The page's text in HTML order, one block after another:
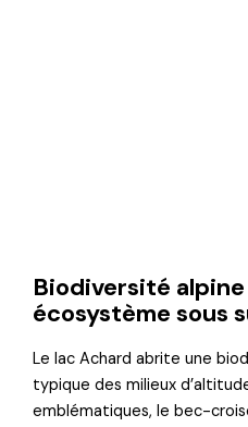
Biodiversité
écosystème sous
Le lac Achard abrite une
typique des milieux
emblématiques, le bec-